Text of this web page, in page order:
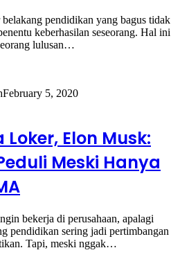
pendidikan yang bagus tidak
keberhasilan seseorang. Hal ini
lulusan…
February 5, 2020
Loker, Elon Musk:
Meski Hanya
bekerja di perusahaan, apalagi
pendidikan sering jadi pertimbangan
Tapi, meski nggak…